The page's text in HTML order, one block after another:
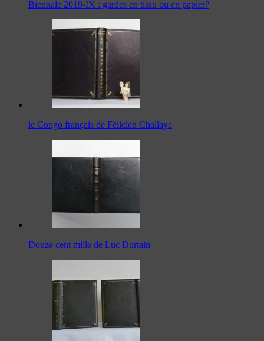
Biennale 2019-IX : gardes en tissu ou en papier?
le Congo français de Félicien Challaye
Douze cent mille de Luc Durtain